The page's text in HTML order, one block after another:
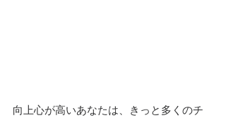
向上心が高いあなたは、きっと多くのチ